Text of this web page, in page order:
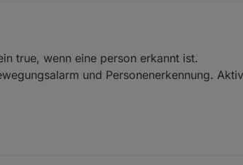
true, wenn eine person erkannt ist.
und Personenerkennung.